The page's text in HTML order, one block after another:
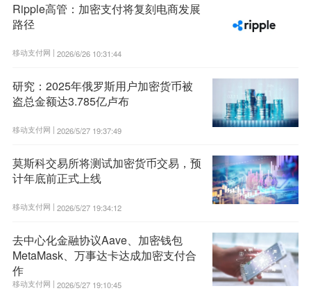
Ripple高管：加密支付将复刻电商发展
路径
移动支付网 | 2026/6/26 10:31:44
研究：2025年俄罗斯用户加密货币被
盗总金额达3.785亿卢布
移动支付网 | 2026/5/27 19:37:49
莫斯科交易所将测试加密货币交易，预
计年底前正式上线
移动支付网 | 2026/5/27 19:34:12
去中心化金融协议Aave、加密钱包
MetaMask、万事达卡达成加密支付合
作
移动支付网 | 2026/5/27 19:10:45